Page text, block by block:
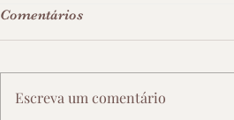
Comentários
Escreva um comentário